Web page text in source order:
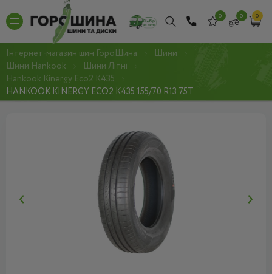
0 0 0
Інтернет-магазин шин ГороШина
Шини
Шини Hankook
Шини Літні
Hankook Kinergy Eco2 K435
HANKOOK KINERGY ECO2 K435 155/70 R13 75T